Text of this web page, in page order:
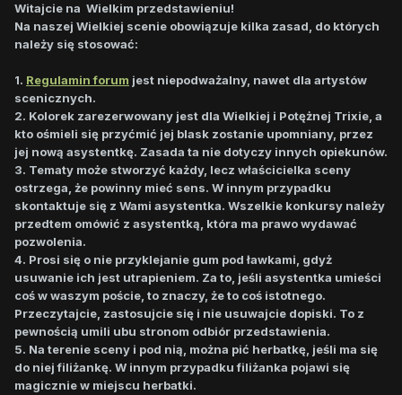
Witajcie na Wielkim przedstawieniu!
Na naszej Wielkiej scenie obowiązuje kilka zasad, do których
należy się stosować:
1. Regulamin forum jest niepodważalny, nawet dla artystów
scenicznych.
2. Kolorek zarezerwowany jest dla Wielkiej i Potężnej Trixie, a
kto ośmieli się przyćmić jej blask zostanie upomniany, przez
jej nową asystentkę. Zasada ta nie dotyczy innych opiekunów.
3. Tematy może stworzyć każdy, lecz właścicielka sceny
ostrzega, że powinny mieć sens. W innym przypadku
skontaktuje się z Wami asystentka. Wszelkie konkursy należy
przedtem omówić z asystentką, która ma prawo wydawać
pozwolenia.
4. Prosi się o nie przyklejanie gum pod ławkami, gdyż
usuwanie ich jest utrapieniem. Za to, jeśli asystentka umieści
coś w waszym poście, to znaczy, że to coś istotnego.
Przeczytajcie, zastosujcie się i nie usuwajcie dopiski. To z
pewnością umili ubu stronom odbiór przedstawienia.
5. Na terenie sceny i pod nią, można pić herbatkę, jeśli ma się
do niej filiżankę. W innym przypadku filiżanka pojawi się
magicznie w miejscu herbatki.